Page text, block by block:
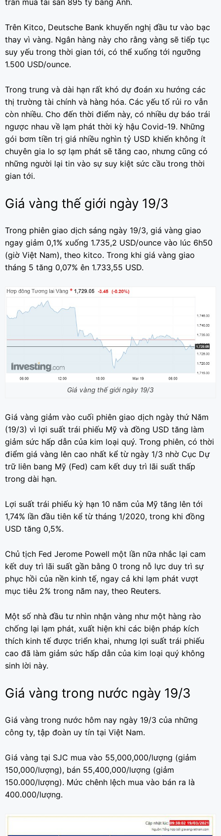
trần mua tài sản 895 tỷ bảng Anh.
Trên Kitco, Deutsche Bank khuyến nghị đầu tư vào bạc
thay vì vàng. Ngân hàng này cho rằng vàng sẽ tiếp tục
suy yếu trong thời gian tới, có thể xuống tới ngưỡng
1.500 USD/ounce.
Trong trung và dài hạn rất khó dự đoán xu hướng các
thị trường tài chính và hàng hóa. Các yếu tố rủi ro vẫn
còn nhiều. Cho đến thời điểm này, có nhiều dự báo trái
ngược nhau về lạm phát thời kỳ hậu Covid-19. Những
gói bơm tiền trị giá nhiều nghìn tỷ USD khiến không ít
chuyên gia lo sợ lạm phát sẽ tăng cao, nhưng cũng có
những người lại tin vào sự suy kiệt sức cầu trong thời
gian tới.
Giá vàng thế giới ngày 19/3
Trong phiên giao dịch sáng ngày 19/3, giá vàng giao
ngay giảm 0,1% xuống 1.735,2 USD/ounce vào lúc 6h50
(giờ Việt Nam), theo kitco. Trong khi giá vàng giao
tháng 5 tăng 0,07% ên 1.733,55 USD.
Giá vàng thế giới ngày 19/3
Giá vàng giảm vào cuối phiên giao dịch ngày thứ Năm
(19/3) vì lợi suất trái phiếu Mỹ và đồng USD tăng làm
giảm sức hấp dẫn của kim loại quý. Trong phiên, có thời
điểm giá vàng lên cao nhất kể từ ngày 1/3 nhờ Cục Dự
trữ liên bang Mỹ (Fed) cam kết duy trì lãi suất thấp
trong dài hạn.
Lợi suất trái phiếu kỳ hạn 10 năm của Mỹ tăng lên tới
1,74% lần đầu tiên kể từ tháng 1/2020, trong khi đồng
USD tăng 0,5%.
Chủ tịch Fed Jerome Powell một lần nữa nhắc lại cam
kết duy trì lãi suất gần bằng 0 trong nỗ lực duy trì sự
phục hồi của nền kinh tế, ngay cả khi lạm phát vượt
mục tiêu 2% trong năm nay, theo Reuters.
Một số nhà đầu tư nhìn nhận vàng như một hàng rào
chống lại lạm phát, xuất hiện khi các biện pháp kích
thích kinh tế được triển khai, nhưng lợi suất trái phiếu
cao đã làm giảm sức hấp dẫn của kim loại quý không
sinh lời này.
Giá vàng trong nước ngày 19/3
Giá vàng trong nước hôm nay ngày 19/3 của những
công ty, tập đoàn uy tín tại Việt Nam.
Giá vàng tại SJC mua vào 55,000,000/lượng (giảm
150,000/lượng), bán 55,400,000/lượng (giảm
150.000/lượng). Mức chênh lệch mua vào bán ra là
400.000/lượng.